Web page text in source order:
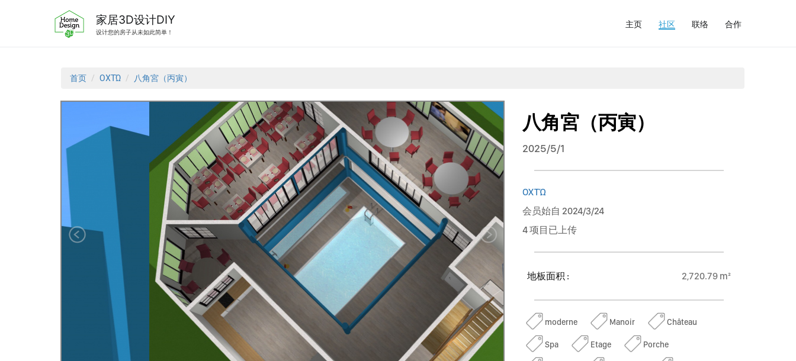
家居3D设计DIY
设计您的房子从未如此简单！
主页 社区 联络 合作
首页 ΟΧΤΏ 八角宮（丙寅）
八角宮（丙寅）
2025/5/1
ΟΧΤΏ
会员始自 2024/3/24
4 项目已上传
地板面积 : 2,720.79 m²
moderne Manoir Château
Spa Etage Porche